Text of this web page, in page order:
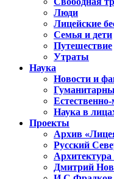
Люди
Лицейские
Семья и дети
Путешествие
Утраты
Наука
Новости и
Наука в
Проекты
Архив
Русский
Архитектура
Дмитрий